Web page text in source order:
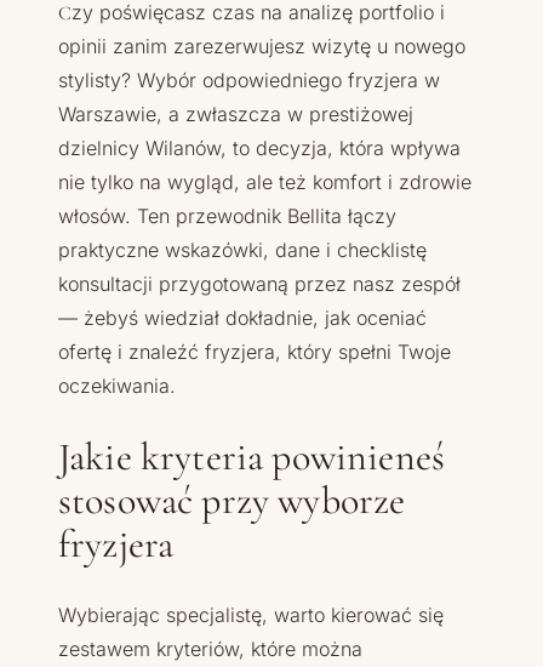
Czy poświęcasz czas na analizę portfolio i
opinii zanim zarezerwujesz wizytę u nowego
stylisty? Wybór odpowiedniego fryzjera w
Warszawie, a zwłaszcza w prestiżowej
dzielnicy Wilanów, to decyzja, która wpływa
nie tylko na wygląd, ale też komfort i zdrowie
włosów. Ten przewodnik Bellita łączy
praktyczne wskazówki, dane i checklistę
konsultacji przygotowaną przez nasz zespół
— żebyś wiedział dokładnie, jak oceniać
ofertę i znaleźć fryzjera, który spełni Twoje
oczekiwania.
Jakie kryteria powinieneś
stosować przy wyborze
fryzjera
Wybierając specjalistę, warto kierować się
zestawem kryteriów, które można